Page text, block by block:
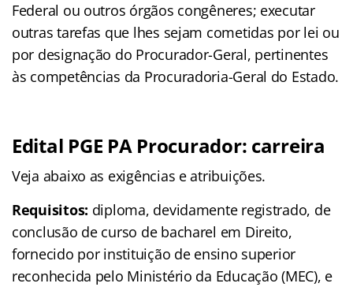
Federal ou outros órgãos congêneres; executar
outras tarefas que lhes sejam cometidas por lei ou
por designação do Procurador-Geral, pertinentes
às competências da Procuradoria-Geral do Estado.
Edital PGE PA Procurador: carreira
Veja abaixo as exigências e atribuições.
Requisitos: diploma, devidamente registrado, de
conclusão de curso de bacharel em Direito,
fornecido por instituição de ensino superior
reconhecida pelo Ministério da Educação (MEC), e